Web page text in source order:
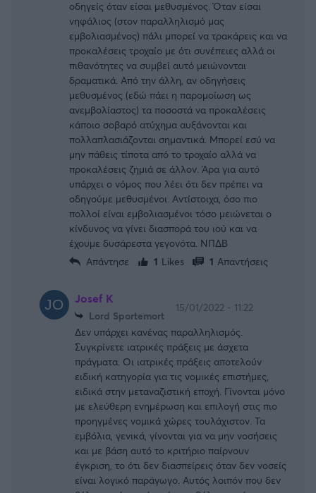
οδηγείς όταν είσαι μεθυσμένος. Όταν είσαι
νηφάλιος (στον παραλληλισμό μας
εμβολιασμένος) πάλι μπορεί να τρακάρεις και να
προκαλέσεις τροχαίο με ότι συνέπειες αλλά οι
πιθανότητες να συμβεί αυτό μειώνονται
δραματικά. Από την άλλη, αν οδηγήσεις
μεθυσμένος (εδώ πάει η παρομοίωση ως
ανεμβολίαστος) τα ποσοστά να προκαλέσεις
κάποιο σοβαρό ατύχημα αυξάνονται και
πολλαπλασιάζονται σημαντικά. Μπορεί εσύ να
μην πάθεις τίποτα από το τροχαίο αλλά να
προκαλέσεις ζημιά σε άλλον. Άρα για αυτό
υπάρχει ο νόμος που λέει ότι δεν πρέπει να
οδηγούμε μεθυσμένοι. Αντίστοιχα, όσο πιο
πολλοί είναι εμβολιασμένοι τόσο μειώνεται ο
κίνδυνος να γίνει διασπορά του ιού και να
έχουμε δυσάρεστα γεγονότα. ΝΠΔΒ
Απάντησε
1 Likes 1 Απαντήσεις
Josef K
Lord Sportemort
15/01/2022 - 11:22
Δεν υπάρχει κανένας παραλληλισμός.
Συγκρίνετε ιατρικές πράξεις με άσχετα
πράγματα. Οι ιατρικές πράξεις αποτελούν
ειδική κατηγορία για τις νομικές επιστήμες,
ειδικά στην μεταναζιστική εποχή. Γίνονται μόνο
με ελεύθερη ενημέρωση και επιλογή στις πιο
προηγμένες νομικά χώρες τουλάχιστον. Τα
εμβόλια, γενικά, γίνονται για να μην νοσήσεις
και με βάση αυτό το κριτήριο παίρνουν
έγκριση, το ότι δεν διασπείρεις όταν δεν νοσείς
είναι λογικό παράγωγο. Αυτός λοιπόν που δεν